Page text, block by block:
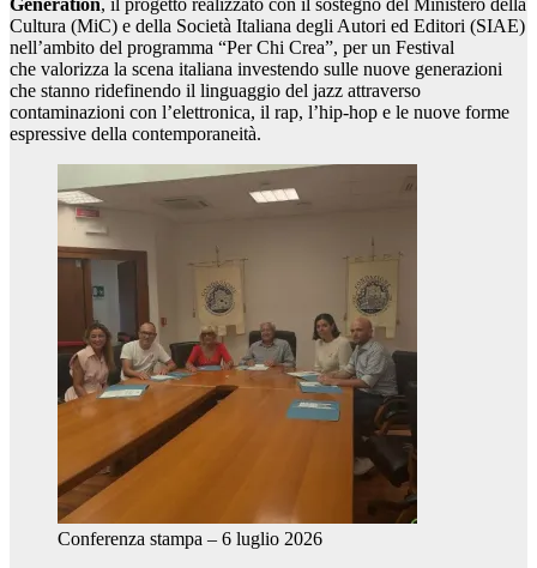
Generation, il progetto realizzato con il sostegno del Ministero della
Cultura (MiC) e della Società Italiana degli Autori ed Editori (SIAE)
nell’ambito del programma “Per Chi Crea”, per un Festival
che valorizza la scena italiana investendo sulle nuove generazioni
che stanno ridefinendo il linguaggio del jazz attraverso
contaminazioni con l’elettronica, il rap, l’hip-hop e le nuove forme
espressive della contemporaneità.
Conferenza stampa – 6 luglio 2026